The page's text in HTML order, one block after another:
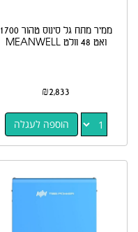
ממיר מתח גל סינוס טהור 1700
ואט 48 וולט MEANWELL
₪2,833
הוספה לעגלה